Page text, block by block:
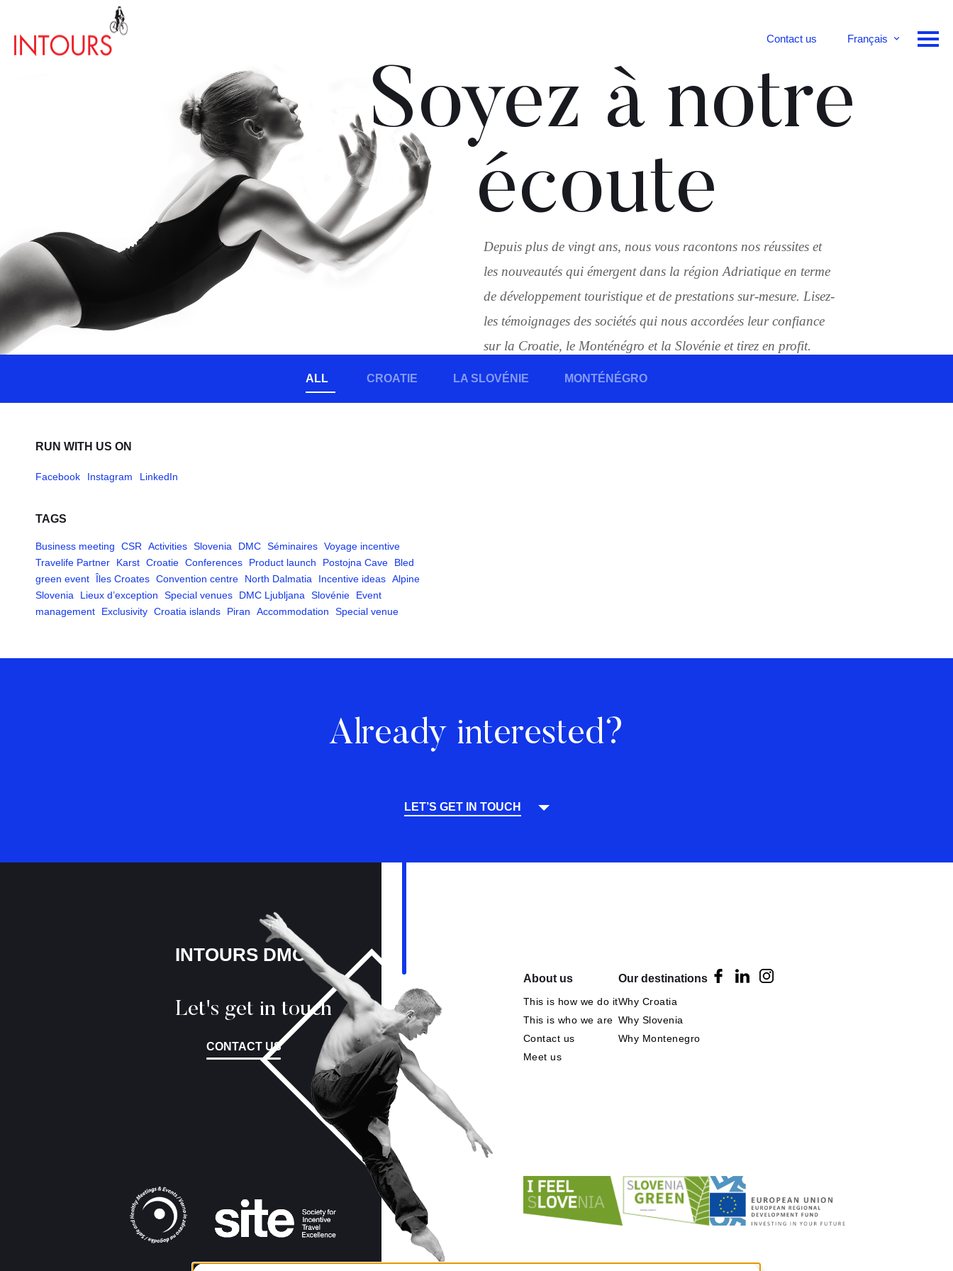
Contact us
Français
Soyez à notre
écoute
Depuis plus de vingt ans, nous vous racontons nos réussites et
les nouveautés qui émergent dans la région Adriatique en terme
de développement touristique et de prestations sur-mesure. Lisez-
les témoignages des sociétés qui nous accordées leur confiance
sur la Croatie, le Monténégro et la Slovénie et tirez en profit.
ALL CROATIE LA SLOVÉNIE MONTÉNÉGRO
RUN WITH US ON
Facebook Instagram LinkedIn
TAGS
Business meeting CSR Activities Slovenia DMC Séminaires Voyage incentive
Travelife Partner
Karst Croatie Conferences Product launch Postojna Cave
Bled
green event
Îles Croates Convention centre North Dalmatia Incentive ideas Alpine
Slovenia
Lieux d’exception Special venues DMC Ljubljana Slovénie
Event
management
Exclusivity Croatia islands Piran Accommodation Special venue
Already interested?
LET’S GET IN TOUCH
INTOURS DMC
Let's get in touch
CONTACT US
About us
This is how we do it
This is who we are
Contact us
Meet us
Our destinations
Why Croatia
Why Slovenia
Why Montenegro